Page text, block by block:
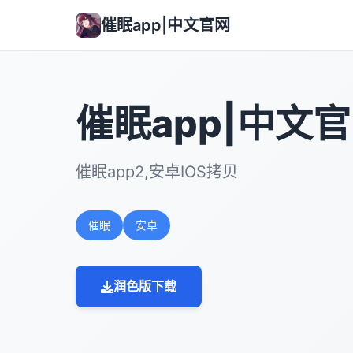
催眠app|中文官网
催眠app|中文
催眠app2,安卓IOS拷贝
催眠 安卓
润色版下载